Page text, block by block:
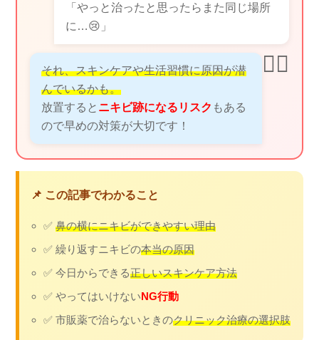
「やっと治ったと思ったらまた同じ場所
に…😢」
👩‍⚕️
それ、スキンケアや生活習慣に原因が潜
んでいるかも。
放置すると ニキビ跡になるリスク もある
ので早めの対策が大切です！
📌 この記事でわかること
✅鼻の横にニキビができやすい理由
✅ 繰り返すニキビの本当の原因
✅ 今日からできる正しいスキンケア方法
✅ やってはいけないNG行動
✅ 市販薬で治らないときのクリニック治療の選択肢